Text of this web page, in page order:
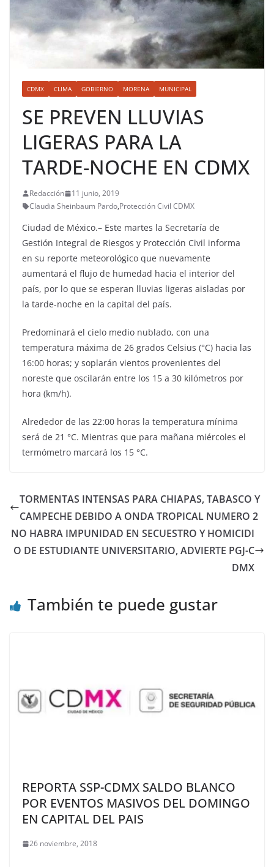
CDMX CLIMA GOBIERNO MORENA MUNICIPAL
SE PREVEN LLUVIAS
LIGERAS PARA LA
TARDE-NOCHE EN CDMX
Redacción
11 junio, 2019
Claudia Sheinbaum Pardo,Protección Civil CDMX
Ciudad de México.– Este martes la Secretaría de
Gestión Integral de Riesgos y Protección Civil informa
en su reporte meteorológico que nuevamente
aumentará el flujo de humedad hacia el interior del
país, por lo que se esperan lluvias ligeras aisladas por
la tarde-noche en la capital del país.
Predominará el cielo medio nublado, con una
temperatura máxima de 26 grados Celsius (°C) hacia las
16:00 horas; y soplarán vientos provenientes del
noreste que oscilarán entre los 15 a 30 kilómetros por
hora (km/h).
Alrededor de las 22:00 horas la temperatura mínima
será de 21 °C. Mientras que para mañana miércoles el
termómetro marcará los 15 °C.
TORMENTAS INTENSAS PARA CHIAPAS, TABASCO Y
CAMPECHE DEBIDO A ONDA TROPICAL NUMERO 2
NO HABRA IMPUNIDAD EN SECUESTRO Y HOMICIDI
O DE ESTUDIANTE UNIVERSITARIO, ADVIERTE PGJ-C
DMX
También te puede gustar
REPORTA SSP-CDMX SALDO BLANCO
POR EVENTOS MASIVOS DEL DOMINGO
EN CAPITAL DEL PAIS
26 noviembre, 2018